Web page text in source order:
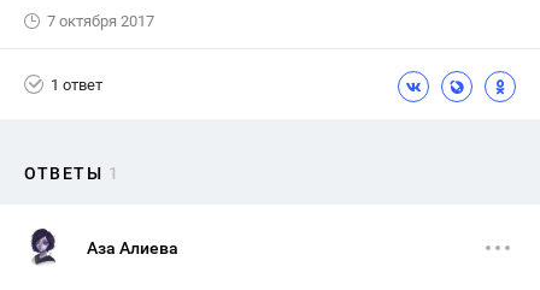
7 октября 2017
1 ответ
ОТВЕТЫ 1
Аза Алиева